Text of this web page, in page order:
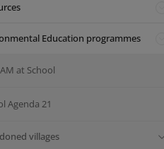
Education programmes
at School
Agenda 21
villages